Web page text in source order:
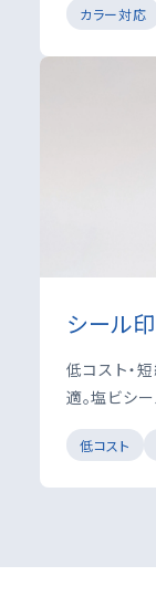
カラー対応
シール
低コスト・
適。塩ビシ
低コスト